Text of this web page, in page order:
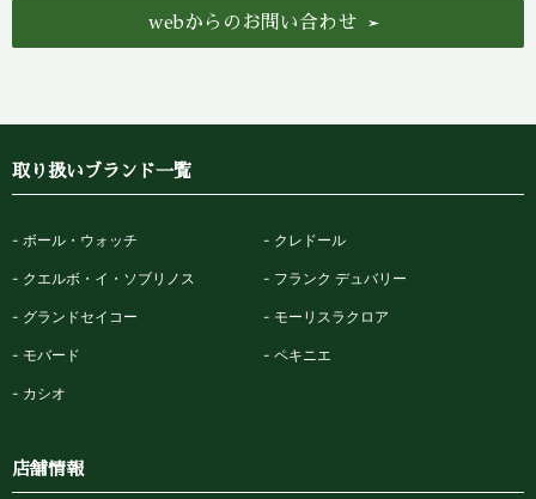
webからのお問い合わせ
取り扱いブランド一覧
ボール・ウォッチ クレドール
クエルボ・イ・ソブリノス フランク デュバリー
グランドセイコー モーリスラクロア
モバード ペキニエ
カシオ
店舗情報